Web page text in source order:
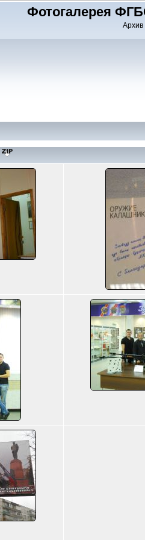
Фотогалерея